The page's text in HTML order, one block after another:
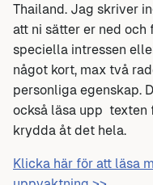
Thailand. Jag skriver
att ni sätter er ned
speciella intressen
något kort, max två
personliga egenskap.
också läsa upp texten
krydda åt det hela.
Klicka här för att läsa